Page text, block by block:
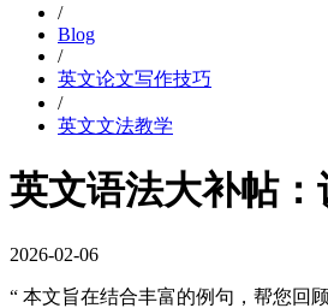
/
Blog
/
英文论文写作技巧
/
英文文法教学
英文语法大补帖
2026-02-06
“ 本文旨在结合丰富的例句，帮您回